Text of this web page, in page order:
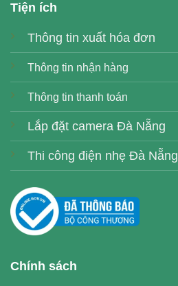
Tiện ích
Thông tin xuất hóa đơn
Thông tin nhận hàng
Thông tin thanh toán
Lắp đặt camera Đà Nẵng
Thi công điện nhẹ Đà Nẵng
Chính sách